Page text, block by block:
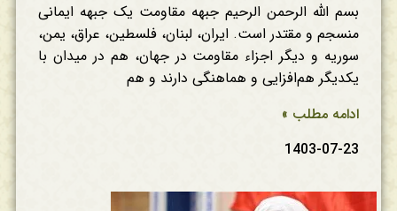
بسم الله الرحمن الرحيم جبهه مقاومت یک جبهه ایمانی
منسجم و مقتدر است. ایران، لبنان، فلسطین، عراق، یمن،
سوریه و دیگر اجزاء مقاومت در جهان، هم در میدان با
یکدیگر هم‌افزایی و هماهنگی دارند و هم
ادامه مطلب »
1403-07-23